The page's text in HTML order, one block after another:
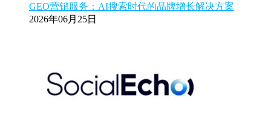
GEO营销服务：AI搜索时代的品牌增长解决方案
2026年06月25日